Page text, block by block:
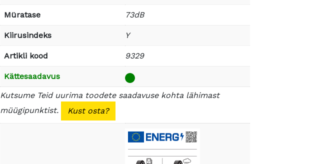
Müratase 73dB
Kiirusindeks Y
Artikli kood 9329
Kättesaadavus
Kutsume Teid uurima toodete saadavuse kohta lähimast
müügipunktist.
Kust osta?